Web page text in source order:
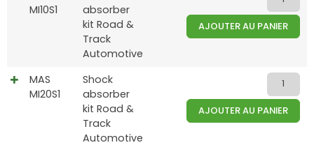
MI10S1
absorber
kit Road &
Track
Automotive
AJOUTER AU PANIER
MAS
MI20S1
Shock
absorber
kit Road &
Track
Automotive
AJOUTER AU PANIER